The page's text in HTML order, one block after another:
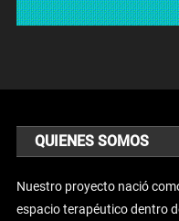
QUIENES SOMOS
Nuestro proyecto nació
espacio terapéutico dentro